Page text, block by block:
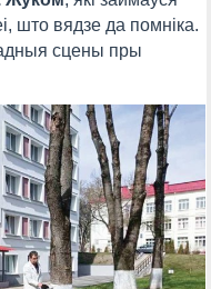
што вядзе да помніка.
сцены пры